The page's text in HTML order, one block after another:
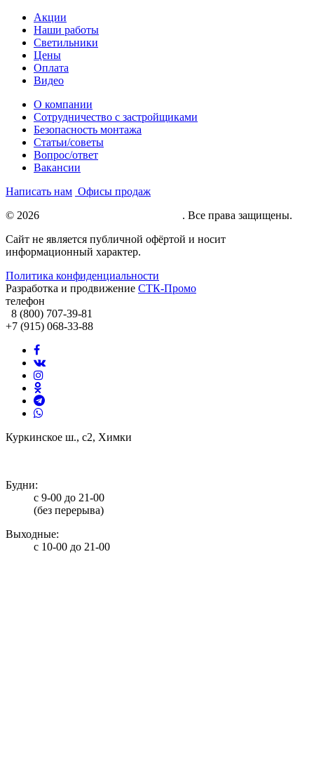
Акции
Наши работы
Светильники
Цены
Оплата
Видео
О компании
Сотрудничество с застройщиками
Безопасность монтажа
Статьи/советы
Вопрос/ответ
Вакансии
Написать нам Офисы продаж
© 2026
. Все права защищены.
Сайт не является публичной офёртой и носит
информационный характер.
Политика конфиденциальности
Разработка и продвижение СТК-Промо
телефон
8 (800) 707-39-81
+7 (915) 068-33-88
Куркинское ш., с2, Химки
Будни:
с 9-00 до 21-00
(без перерыва)
Выходные:
с 10-00 до 21-00